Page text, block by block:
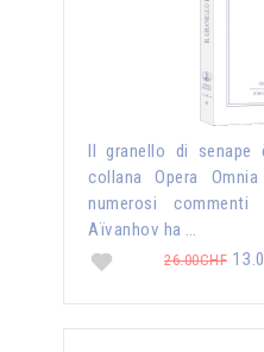
Il granello di senape
collana Opera
numerosi commenti
Aïvanhov ha …
26.00CHF